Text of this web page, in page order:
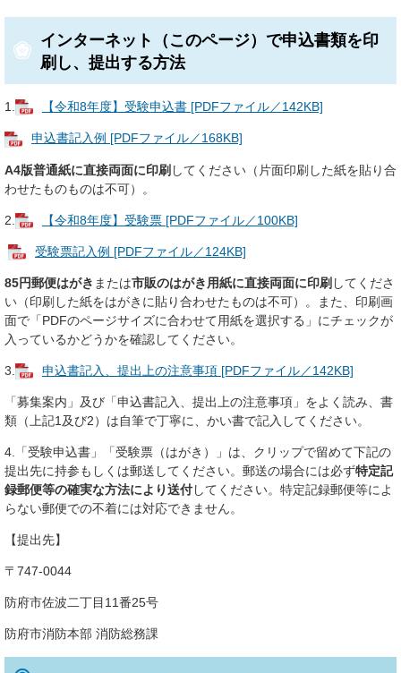
インターネット（このページ）で申込書類を印
刷し、提出する方法
1. 【令和8年度】受験申込書 [PDFファイル／142KB]
申込書記入例 [PDFファイル／168KB]
A4版普通紙に直接両面に印刷してください（片面印刷した紙を貼り合
わせたものものは不可）。
2. 【令和8年度】受験票 [PDFファイル／100KB]
受験票記入例 [PDFファイル／124KB]
85円郵便はがき または市販のはがき用紙に直接両面に印刷 してくださ
い（印刷した紙をはがきに貼り合わせたものは不可）。また、印刷画
面で「PDFのページサイズに合わせて用紙を選択する」にチェックが
入っているかどうかを確認してください。
3. 申込書記入、提出上の注意事項 [PDFファイル／142KB]
「募集案内」及び「申込書記入、提出上の注意事項」をよく読み、書
類（上記1及び2）は自筆で丁寧に、かい書で記入してください。
4.「受験申込書」「受験票（はがき）」は、クリップで留めて下記の
提出先に持参もしくは郵送してください。郵送の場合には必ず特定記
録郵便等の確実な方法により送付してください。特定記録郵便等によ
らない郵便での不着には対応できません。
【提出先】
〒747-0044
防府市佐波二丁目11番25号
防府市消防本部 消防総務課